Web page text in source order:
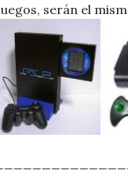
serán el